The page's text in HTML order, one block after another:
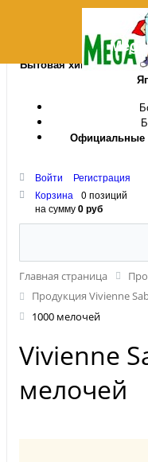
Бытовая химия и
Официальные
Войти
Регистрация
Корзина
0 позиций
на сумму0 руб
Главная страница
Продукция Vivienne
1000 мелочей
Vivienne
мелочей